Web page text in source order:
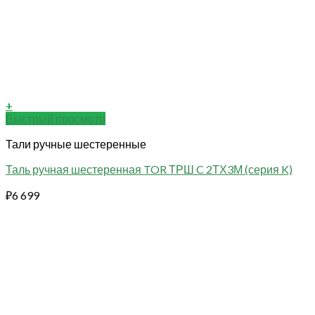
+
Быстрый просмотр
Тали ручные шестеренные
Таль ручная шестеренная TOR ТРШ C 2ТХ3М (серия K)
₽6 699